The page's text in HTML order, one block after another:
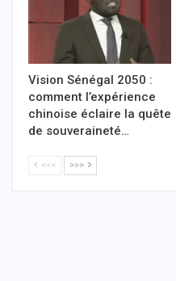
Vision Sénégal 2050 :
comment l’expérience
chinoise éclaire la quête
de souveraineté…
<<< >>>